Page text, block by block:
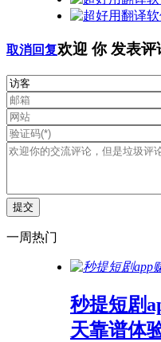
取消回复欢迎 你发表评
一周热门
秒提短剧
天靠谱体